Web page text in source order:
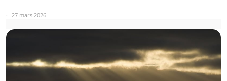
27 mars 2026